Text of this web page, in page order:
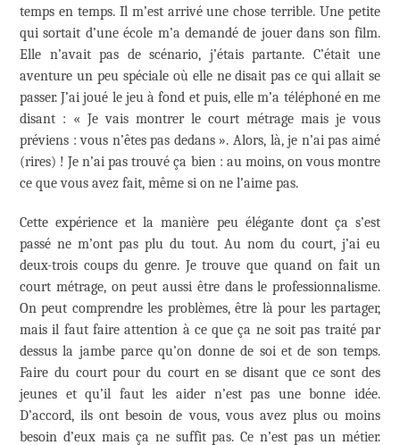
temps en temps. Il m’est arrivé une chose terrible. Une petite
qui sortait d’une école m’a demandé de jouer dans son film.
Elle n’avait pas de scénario, j’étais partante. C’était une
aventure un peu spéciale où elle ne disait pas ce qui allait se
passer. J’ai joué le jeu à fond et puis, elle m’a téléphoné en me
disant : « Je vais montrer le court métrage mais je vous
préviens : vous n’êtes pas dedans ». Alors, là, je n’ai pas aimé
(rires) ! Je n’ai pas trouvé ça bien : au moins, on vous montre
ce que vous avez fait, même si on ne l’aime pas.
Cette expérience et la manière peu élégante dont ça s’est
passé ne m’ont pas plu du tout. Au nom du court, j’ai eu
deux-trois coups du genre. Je trouve que quand on fait un
court métrage, on peut aussi être dans le professionnalisme.
On peut comprendre les problèmes, être là pour les partager,
mais il faut faire attention à ce que ça ne soit pas traité par
dessus la jambe parce qu’on donne de soi et de son temps.
Faire du court pour du court en se disant que ce sont des
jeunes et qu’il faut les aider n’est pas une bonne idée.
D’accord, ils ont besoin de vous, vous avez plus ou moins
besoin d’eux mais ça ne suffit pas. Ce n’est pas un métier.